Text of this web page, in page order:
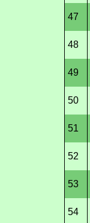
47
48
49
50
51
52
53
54